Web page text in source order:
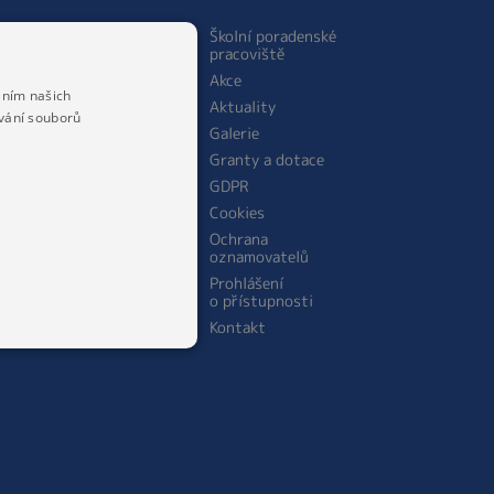
Personální obsazení
školní jídelny
Školní poradenské
pracoviště
Akce
Aktuality
Galerie
Granty a dotace
GDPR
Cookies
Ochrana
oznamovatelů
Prohlášení
o přístupnosti
Kontakt
našich
souborů